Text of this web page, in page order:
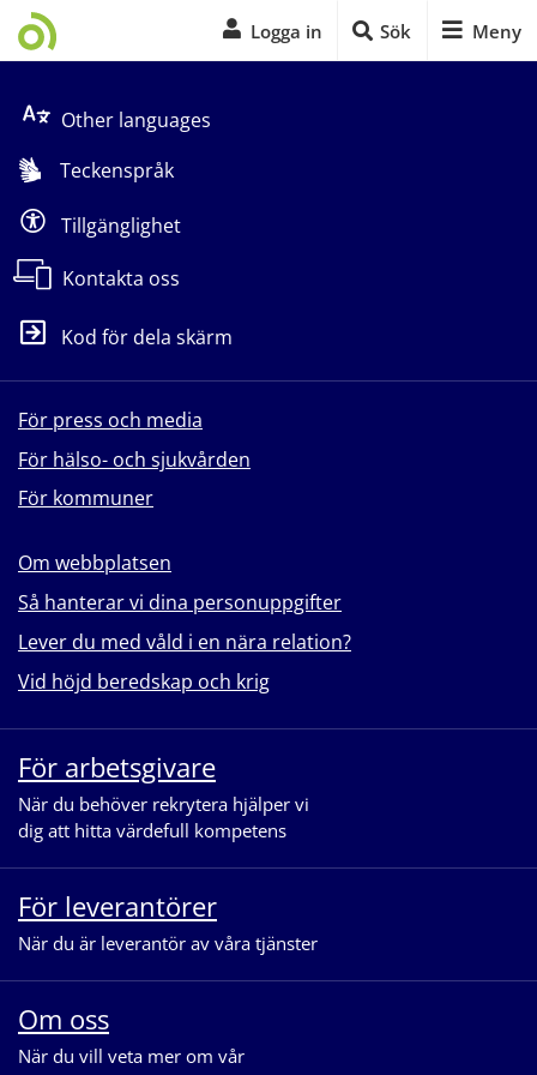
Logga in Sök Meny
Other languages
Teckenspråk
Tillgänglighet
Kontakta oss
Kod för dela skärm
För press och media
För hälso- och sjukvården
För kommuner
Om webbplatsen
Så hanterar vi dina personuppgifter
Lever du med våld i en nära relation?
Vid höjd beredskap och krig
För arbetsgivare
När du behöver rekrytera hjälper vi
dig att hitta värdefull kompetens
För leverantörer
När du är leverantör av våra tjänster
Om oss
När du vill veta mer om vår